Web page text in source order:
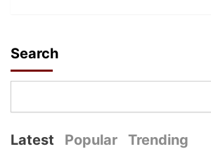
Search
Latest Popular Trending